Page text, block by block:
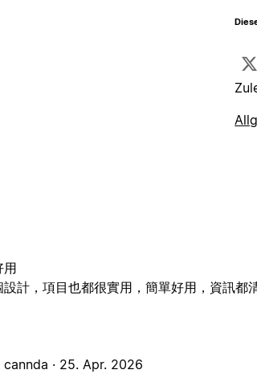
用
設計，項目也都很實用，簡單好用，資訊
· 25. Apr. 2026